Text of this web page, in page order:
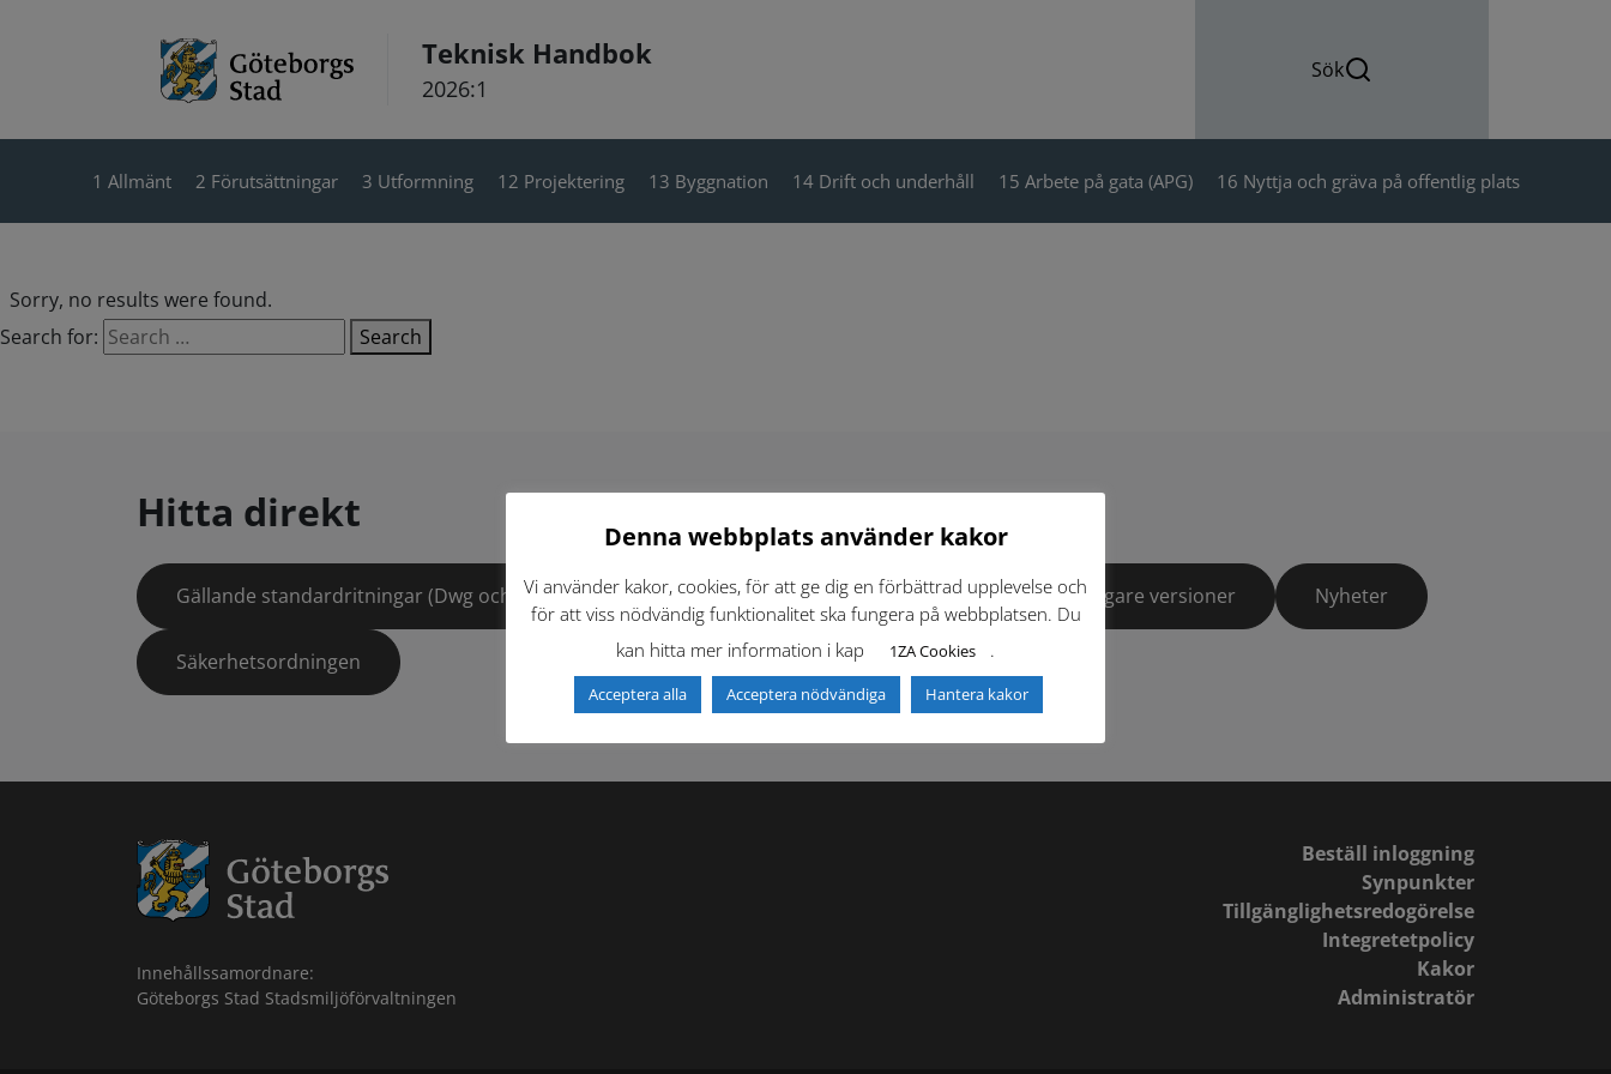
Teknisk Handbok
2026:1
Sök
1 Allmänt 2 Förutsättningar 3 Utformning 12 Projektering 13 Byggnation 14 Drift och underhåll 15 Arbete på gata (APG) 16 Nyttja och gräva på offentlig plats
Sorry, no results were found.
Search for:
Search
Hitta direkt
Gällande standardritningar (Dwg och pdf) Dokumentbibliotek Kontaktlista Tidigare versioner Nyheter
Säkerhetsordningen
Innehållssamordnare:
Göteborgs Stad Stadsmiljöförvaltningen
Beställ inloggning
Synpunkter
Tillgänglighetsredogörelse
Integretetpolicy
Kakor
Administratör
Denna webbplats använder kakor
Vi använder kakor, cookies, för att ge dig en förbättrad upplevelse och
för att viss nödvändig funktionalitet ska fungera på webbplatsen. Du
kan hitta mer information i kap
1ZA Cookies .
Acceptera alla Acceptera nödvändiga Hantera kakor